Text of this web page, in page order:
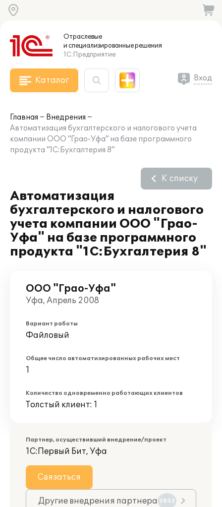
Отраслевые
и специализированныерешения
1С:Предприятие
Каталог Вход
Главная
Внедрения
Автоматизация бухгалтерского и налогового учета
компании ООО "Грао-Уфа" на базе программного
продукта "1С:Бухгалтерия 8"
Автоматизация
бухгалтерского и налогового
учета компании ООО "Грао-
Уфа" на базе программного
продукта "1С:Бухгалтерия 8"
К списку
ООО "Грао-Уфа"
Уфа, Апрель 2008
Вариант работы
Файловый
Общее число автоматизированных рабочих мест
1
Количество одновременно работающих клиентов
Толстый клиент: 1
Партнер, осуществивший внедрение/проект
1С:Первый Бит, Уфа
Связаться
Другие внедрения партнера 2833